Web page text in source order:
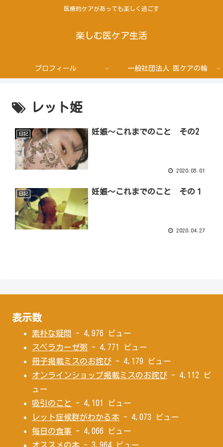
医療的ケアがあっても楽しく過ごす
楽しむ医ケア生活
プロフィール 一般社団法人 医ケアの輪
レット姫
日記 妊娠〜これまでのこと その2
2020.05.01
日記 妊娠～これまでのこと その１
2020.04.27
表示数
素朴な疑問
- 4,976 ビュー
スベラカーゼ粥 - 4,771 ビュー
冊子掲載ミスのお詫び - 4,179 ビュー
オンラインショップ掲載ミスのお詫び - 4,112 ビ
ュー
吸引のこと
- 4,101 ビュー
レット症候群がわかる本 - 4,073 ビュー
毎日の食事 - 4,066 ビュー
オススメの本 - 3,964 ビュー